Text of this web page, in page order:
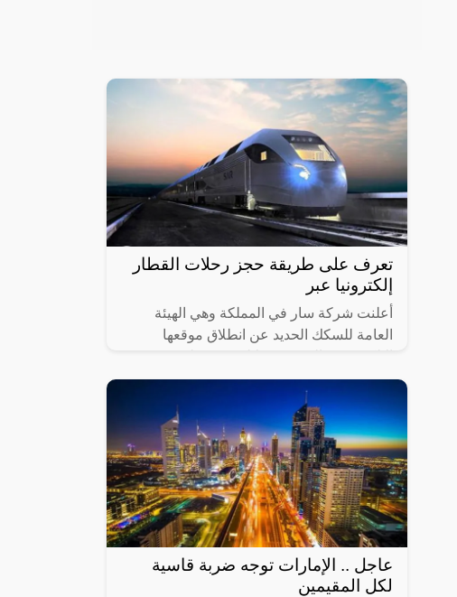
تعرف على طريقة حجز رحلات القطار
إلكترونيا عبر
أعلنت شركة سار في المملكة وهي الهيئة
العامة للسكك الحديد عن انطلاق موقعها
الأشخاص حجز القطارات ومعرفة المواعيد
المختلفة لها،
عاجل .. الإمارات توجه ضربة قاسية
لكل المقيمين